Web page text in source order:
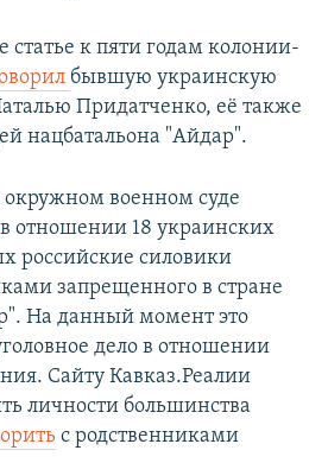
статье к пяти годам колонии-
бывшую украинскую
Придатченко, её также
нацбатальона "Айдар".
военном суде
отношении 18 украинских
российские силовики
запрещенного в стране
На данный момент это
дело в отношении
Сайту Кавказ.Реалии
личности большинства
с родственниками